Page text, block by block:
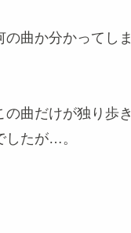
曲か分かってし
曲だけが独り歩
したが…。